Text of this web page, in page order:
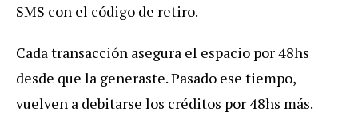
SMS con el código de retiro.
Cada transacción asegura el espacio por 48hs
desde que la generaste. Pasado ese tiempo,
vuelven a debitarse los créditos por 48hs más.